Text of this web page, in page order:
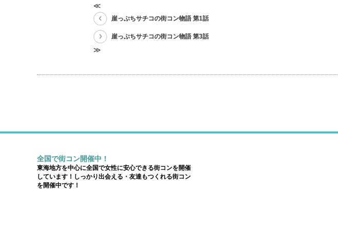
≪
崖っぷちサチコの街コン物語 第1話
崖っぷちサチコの街コン物語 第3話
≫
全国で街コン開催中！
東海地方を中心に全国で女性に安心できる街コンを開催
しています！しっかり出会える・友達もつくれる街コン
を開催中です！